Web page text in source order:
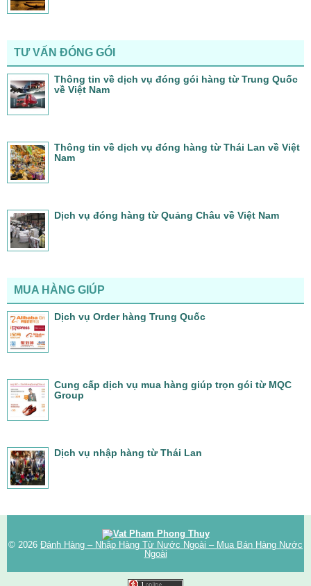
TƯ VẤN ĐÓNG GÓI
Thông tin về dịch vụ đóng gói hàng từ Trung Quốc
về Việt Nam
Thông tin về dịch vụ đóng hàng từ Thái Lan về Việt
Nam
Dịch vụ đóng hàng từ Quảng Châu về Việt Nam
MUA HÀNG GIÚP
Dịch vụ Order hàng Trung Quốc
Cung cấp dịch vụ mua hàng giúp trọn gói từ MQC
Group
Dịch vụ nhập hàng từ Thái Lan
© 2026 Đánh Hàng – Nhập Hàng Từ Nước Ngoài – Mua Bán Hàng Nước
Ngoài